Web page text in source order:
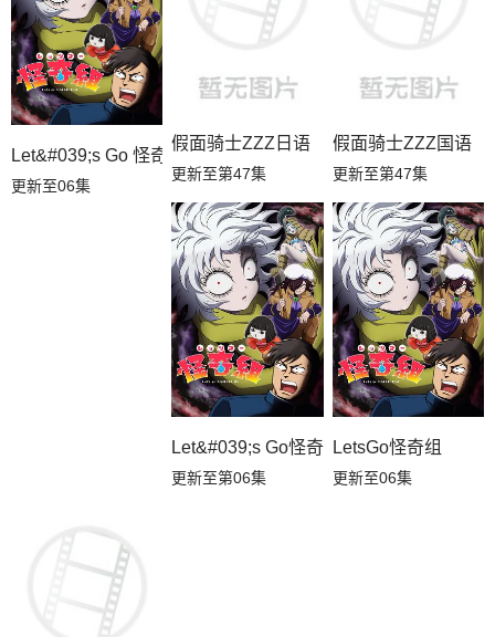
Let&#039;s Go 怪奇组
更新至06集
假面骑士ZZZ日语
更新至第47集
假面骑士ZZZ国语
更新至第47集
Let&#039;s Go怪奇组
更新至第06集
LetsGo怪奇组
更新至06集